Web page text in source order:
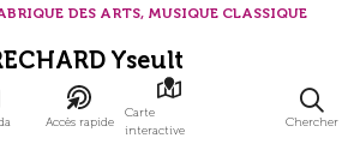
Accès rapide
Carte
interactive
Chercher
DES ARTS, MUSIQUE CLASSIQUE
Yseult
Alto